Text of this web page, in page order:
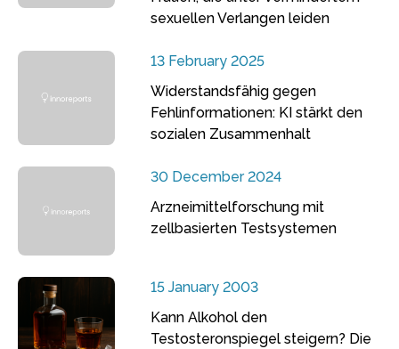
sexuellen Verlangen leiden
13 February 2025
Widerstandsfähig gegen
Fehlinformationen: KI stärkt den
sozialen Zusammenhalt
30 December 2024
Arzneimittelforschung mit
zellbasierten Testsystemen
15 January 2003
Kann Alkohol den
Testosteronspiegel steigern? Die